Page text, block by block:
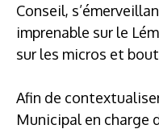
Conseil,
imprenable sur le
sur les micros et
Afin de
Municipal en charge